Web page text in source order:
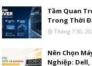
Tầm Quan
Trong Thời
Tháng 7 30,
Nên Chọn
Nghiệp: Dell,